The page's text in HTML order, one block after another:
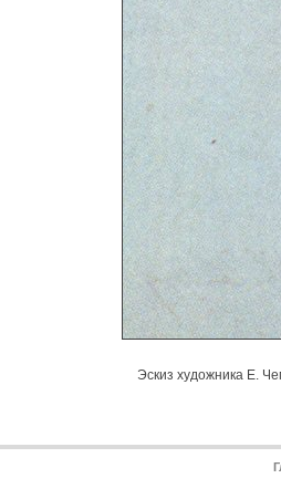
Эскиз художника Е.